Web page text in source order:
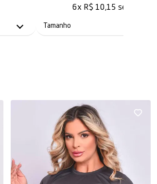
6x R$ 10,15 sem juros